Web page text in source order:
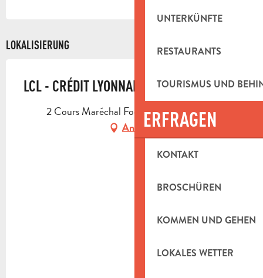
UNTERKÜNFTE
RESTAURANTS
TOURISMUS UND
ERFRAGEN
KONTAKT
BROSCHÜREN
KOMMEN UND GEHEN
LOKALES WETTER
LOKALISIERUNG
LCL - CRÉDIT LYONNAIS
2 Cours Maréchal Foch, 13400 Aubagne
Anfahrt